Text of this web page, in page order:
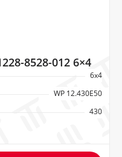
8528-012 6×4
6х4
WP 12.430Е50
430